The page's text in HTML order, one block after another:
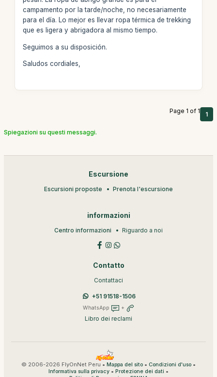
campamento por la tarde/noche, no necesariamente
para el día. Lo mejor es llevar ropa térmica de trekking
que es ligera y abrigadora al mismo tiempo.
Seguimos a su disposición.
Saludos cordiales,
Page 1 of 1 1
Spiegazioni su questi messaggi.
Escursione
Escursioni proposte Prenota l'escursione
informazioni
Centro informazioni Riguardo a noi
Contatto
Contattaci
+51 91518-1506
WhatsApp +
Libro dei reclami
© 2006-2026 FlyOnNet Peru • Mappa del sito • Condizioni d'uso •
Informativa sulla privacy • Protezione dei dati •